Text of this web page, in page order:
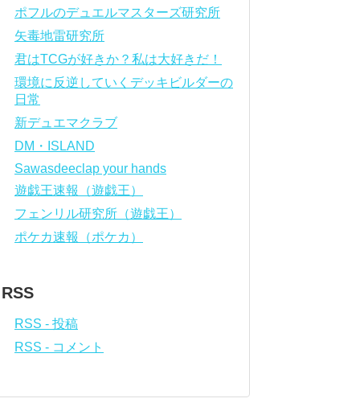
ポフルのデュエルマスターズ研究所
矢毒地雷研究所
君はTCGが好きか？私は大好きだ！
環境に反逆していくデッキビルダーの
日常
新デュエマクラブ
DM・ISLAND
Sawasdeeclap your hands
遊戯王速報（遊戯王）
フェンリル研究所（遊戯王）
ポケカ速報（ポケカ）
RSS
RSS - 投稿
RSS - コメント